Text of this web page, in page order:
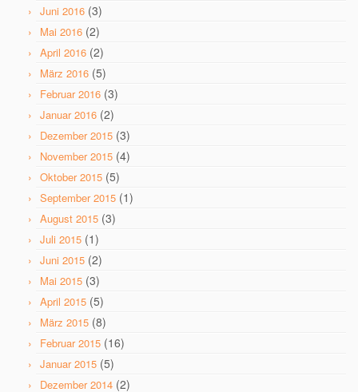
Juni 2016 (3)
Mai 2016 (2)
April 2016 (2)
März 2016 (5)
Februar 2016 (3)
Januar 2016 (2)
Dezember 2015 (3)
November 2015 (4)
Oktober 2015 (5)
September 2015 (1)
August 2015 (3)
Juli 2015 (1)
Juni 2015 (2)
Mai 2015 (3)
April 2015 (5)
März 2015 (8)
Februar 2015 (16)
Januar 2015 (5)
Dezember 2014 (2)